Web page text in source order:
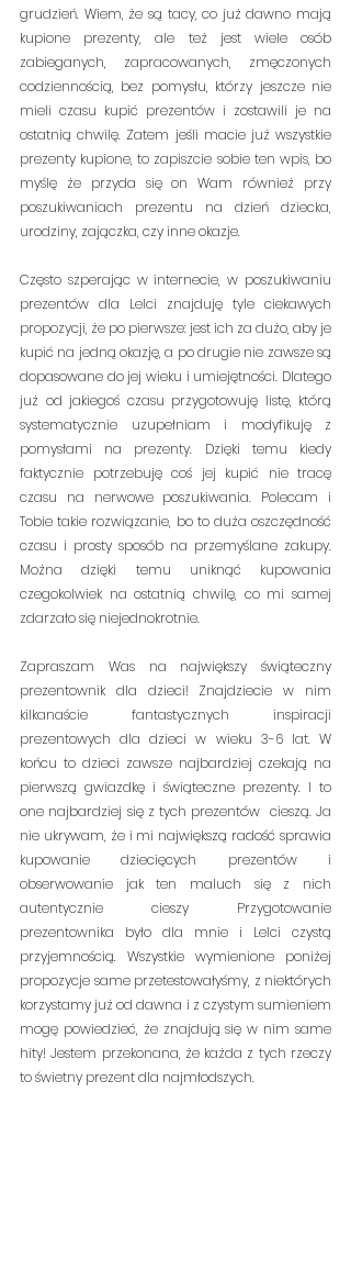
grudzień. Wiem, że są tacy, co już dawno mają
kupione prezenty, ale też jest wiele osób
zabieganych, zapracowanych, zmęczonych
codziennością, bez pomysłu, którzy jeszcze nie
mieli czasu kupić prezentów i zostawili je na
ostatnią chwilę. Zatem jeśli macie już wszystkie
prezenty kupione, to zapiszcie sobie ten wpis, bo
myślę że przyda się on Wam również przy
poszukiwaniach prezentu na dzień dziecka,
urodziny, zajączka, czy inne okazje.
Często szperając w internecie, w poszukiwaniu
prezentów dla Lelci znajduję tyle ciekawych
propozycji, że po pierwsze: jest ich za dużo, aby je
kupić na jedną okazję, a po drugie nie zawsze są
dopasowane do jej wieku i umiejętności. Dlatego
już od jakiegoś czasu przygotowuję listę, którą
systematycznie uzupełniam i modyfikuję z
pomysłami na prezenty. Dzięki temu kiedy
faktycznie potrzebuję coś jej kupić nie tracę
czasu na nerwowe poszukiwania. Polecam i
Tobie takie rozwiązanie, bo to duża oszczędność
czasu i prosty sposób na przemyślane zakupy.
Można dzięki temu uniknąć kupowania
czegokolwiek na ostatnią chwilę, co mi samej
zdarzało się niejednokrotnie.
Zapraszam Was na największy świąteczny
prezentownik dla dzieci! Znajdziecie w nim
kilkanaście fantastycznych inspiracji
prezentowych dla dzieci w wieku 3-6 lat. W
końcu to dzieci zawsze najbardziej czekają na
pierwszą gwiazdkę i świąteczne prezenty. I to
one najbardziej się z tych prezentów  cieszą. Ja
nie ukrywam, że i mi największą radość sprawia
kupowanie dziecięcych prezentów i
obserwowanie jak ten maluch się z nich
autentycznie cieszy Przygotowanie
prezentownika było dla mnie i Lelci czystą
przyjemnością. Wszystkie wymienione poniżej
propozycje same przetestowałyśmy, z niektórych
korzystamy już od dawna i z czystym sumieniem
mogę powiedzieć, że znajdują się w nim same
hity! Jestem przekonana, że każda z tych rzeczy
to świetny prezent dla najmłodszych.